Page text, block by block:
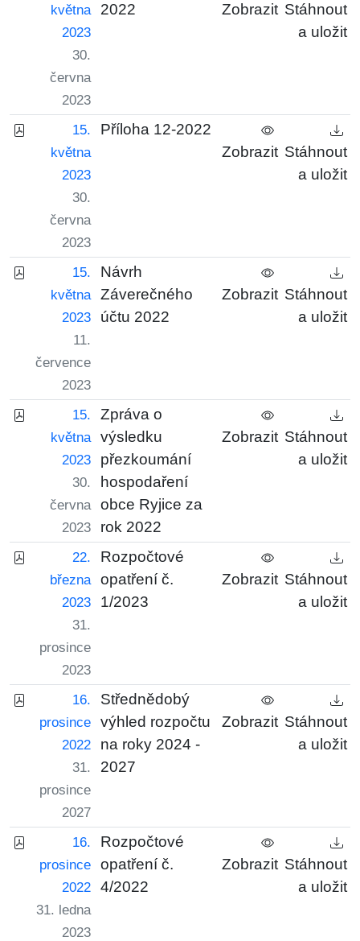
května
2023
30.
června
2023
2022 Zobrazit Stáhnout
a uložit
15.
května
2023
30.
června
2023
Příloha 12-2022
Zobrazit Stáhnout
a uložit
15.
května
2023
11.
července
2023
Návrh
Záverečného
účtu 2022
Zobrazit Stáhnout
a uložit
15.
května
2023
30.
června
2023
Zpráva o
výsledku
přezkoumání
hospodaření
obce Ryjice za
rok 2022
Zobrazit Stáhnout
a uložit
22.
března
2023
31.
prosince
2023
Rozpočtové
opatření č.
1/2023
Zobrazit Stáhnout
a uložit
16.
prosince
2022
31.
prosince
2027
Střednědobý
výhled rozpočtu
na roky 2024 -
2027
Zobrazit Stáhnout
a uložit
16.
prosince
2022
31. ledna
2023
Rozpočtové
opatření č.
4/2022
Zobrazit Stáhnout
a uložit